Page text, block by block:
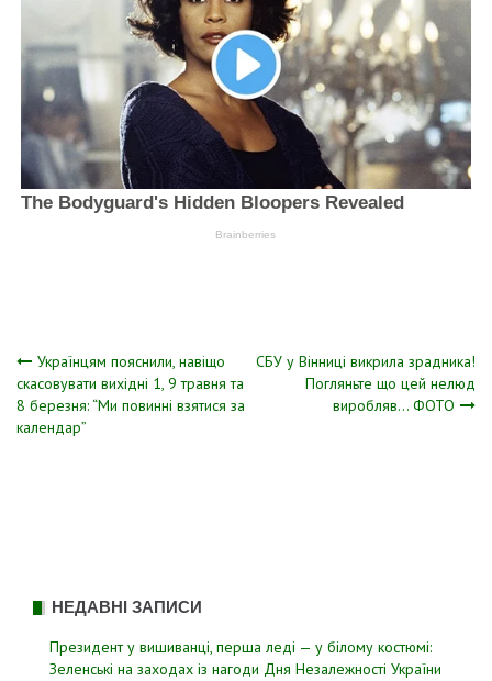
Навігація
записів
Українцям пояснили, навіщо
скасовувати вихідні 1, 9 травня та
8 березня: “Ми повинні взятися за
календар”
СБУ у Вінниці викpила зрадника!
Погляньте що цей нeлюд
виpобляв… ФОТО
НЕДАВНІ ЗАПИСИ
Президент у вишиванці, перша леді — у білому костюмі:
Зеленські на заходах із нагоди Дня Незалежності України